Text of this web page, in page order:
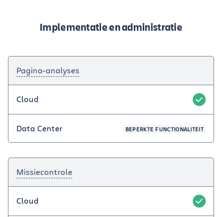
Implementatie en administratie
Pagina-analyses
Cloud
Data Center BEPERKTE FUNCTIONALITEIT
Missiecontrole
Cloud